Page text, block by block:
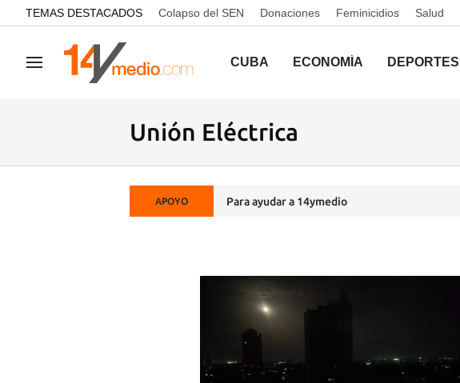
common.go-to-content
TEMAS DESTACADOS Colapso del SEN Donaciones Feminicidios Salud
Navegación CUBA ECONOMÍA DEPORTES
Unión Eléctrica
APOYO Para ayudar a 14ymedio